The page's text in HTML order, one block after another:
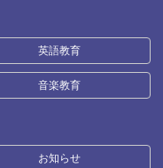
英語教育
音楽教育
お知らせ